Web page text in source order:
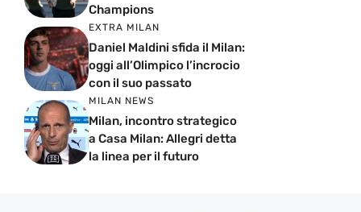
Champions
EXTRA MILAN
Daniel Maldini sfida il Milan:
oggi all’Olimpico l’incrocio
con il suo passato
MILAN NEWS
Milan, incontro strategico
a Casa Milan: Allegri detta
la linea per il futuro